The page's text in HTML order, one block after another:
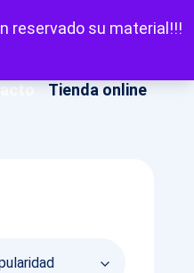
reservado su material!!!
Tienda online